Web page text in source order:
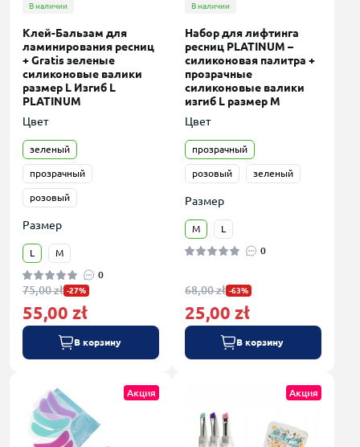
В наличии
Клей-Бальзам для
ламинирования ресниц
+ Gratis зеленые
силиконовые валики
размер L Изгиб L
PLATINUM
Цвет
зеленый
прозрачный
розовый
Размер
L M
0
75,00 zł -27%
55,00 zł
В корзину
В наличии
Набор для лифтинга
ресниц PLATINUM –
силиконовая палитра +
прозрачные
силиконовые валики
изгиб L размер M
Цвет
прозрачный
розовый зеленый
Размер
M L
0
68,00 zł -63%
25,00 zł
В корзину
Акция Акция